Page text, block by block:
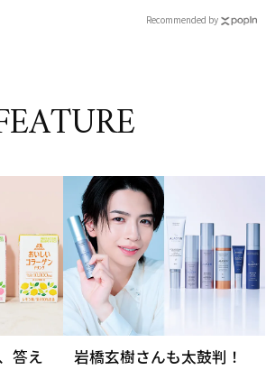
Recommended by
答え
岩橋玄樹さんも太鼓判！